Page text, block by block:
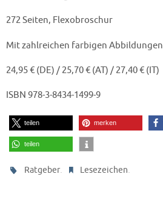
272 Seiten, Flexobroschur
Mit zahlreichen farbigen Abbildungen
24,95 € (DE) / 25,70 € (AT) / 27,40 € (IT)
ISBN 978-3-8434-1499-9
teilen merken
teilen
Ratgeber. Lesezeichen.